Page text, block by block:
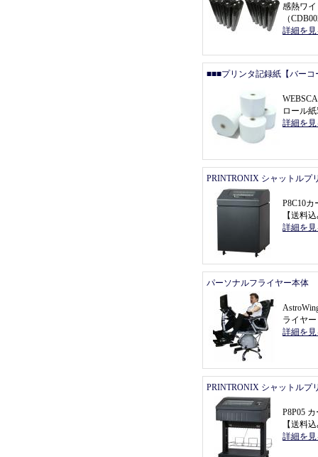
感熱ワ
（
詳細を
■■■プリンタ記録紙【バー
ロール
詳細を
PRINTRONIX シャットルプ
P8C10
【送料
詳細を
パーソナルフライヤー本体
ライヤー
詳細を
PRINTRONIX シャットルプ
P8P05
【送料
詳細を